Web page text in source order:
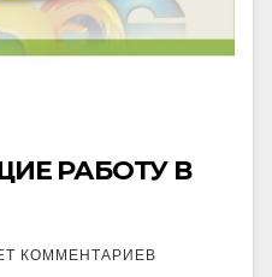
РАБОТУ В
КОММЕНТАРИЕВ